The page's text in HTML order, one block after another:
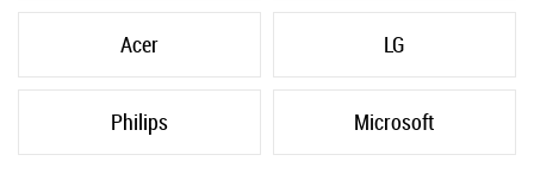
Acer LG
Philips Microsoft